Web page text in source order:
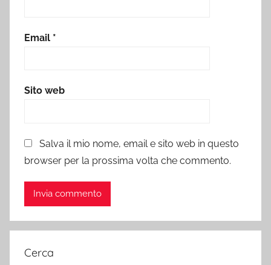
Email *
Sito web
Salva il mio nome, email e sito web in questo
browser per la prossima volta che commento.
Cerca